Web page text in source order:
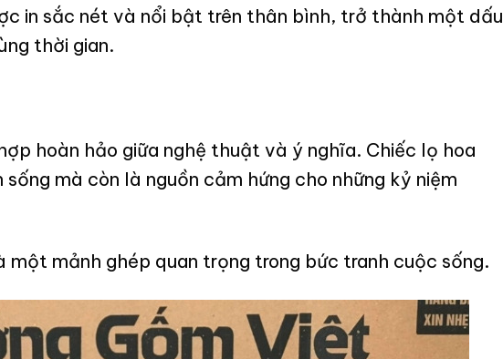
in sắc nét và nổi bật trên thân bình, trở thành một dấu
thời gian.
hoàn hảo giữa nghệ thuật và ý nghĩa. Chiếc lọ hoa
mà còn là nguồn cảm hứng cho những kỷ niệm
mảnh ghép quan trọng trong bức tranh cuộc sống.